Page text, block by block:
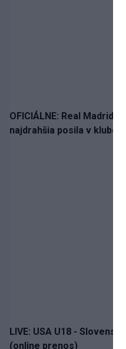
OFICIÁLNE: Real Madrid
najdrahšia posila v
LIVE: USA U18 -
(online prenos)